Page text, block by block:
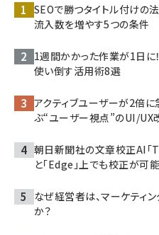
SEOで勝つタイトル付けの
流入数を増やす5つの条件
1週間かかった作業が1日
使い倒す活用術8選
アクティブユーザーが2倍に
ぶ“ユーザー視点”のUI/UX
朝日新聞社の文章校正AI「
と「Edge」上でも校正が可
なぜ経営者は、マーケティ
か？